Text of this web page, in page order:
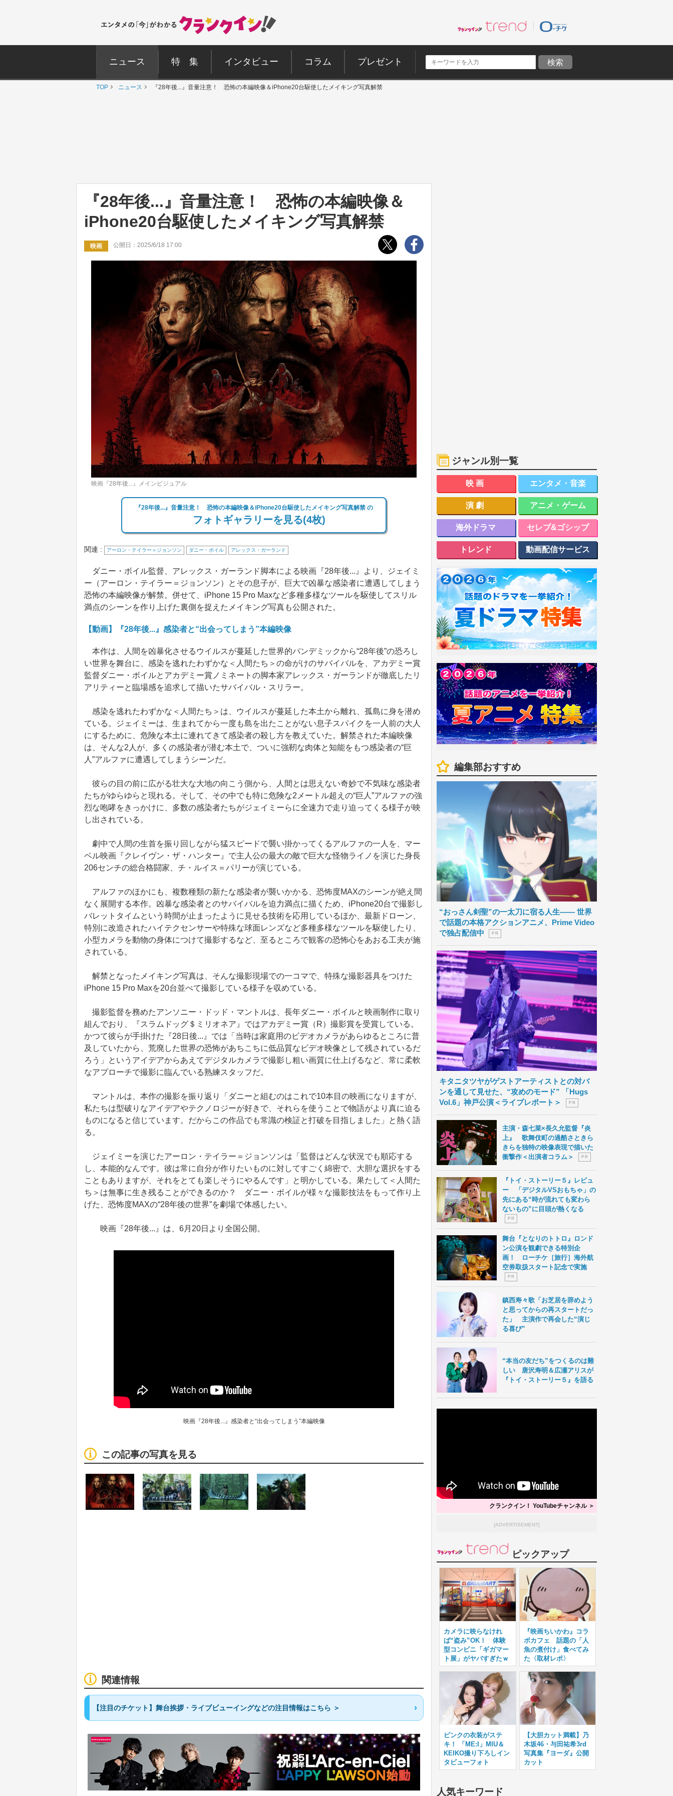
ニュース 特 集 インタビュー コラム プレゼント
TOP ニュース 『28年後...』音量注意！ 恐怖の本編映像＆iPhone20台駆使したメイキング写真解禁
『28年後...』音量注意！ 恐怖の本編映像＆
iPhone20台駆使したメイキング写真解禁
映画 公開日：2025/6/18 17:00
映画『28年後...』メインビジュアル
『28年後...』音量注意！ 恐怖の本編映像＆iPhone20台駆使したメイキング写真解禁 の
フォトギャラリーを見る(4枚)
関連 : アーロン・テイラー＝ジョンソン ダニー・ボイル アレックス・ガーランド
ダニー・ボイル監督、アレックス・ガーランド脚本による映画『28年後...』より、ジェイミ
ー（アーロン・テイラー＝ジョンソン）とその息子が、巨大で凶暴な感染者に遭遇してしまう
恐怖の本編映像が解禁。併せて、iPhone 15 Pro Maxなど多種多様なツールを駆使してスリル
満点のシーンを作り上げた裏側を捉えたメイキング写真も公開された。
【動画】『28年後...』感染者と“出会ってしまう”本編映像
本作は、人間を凶暴化させるウイルスが蔓延した世界的パンデミックから“28年後”の恐ろし
い世界を舞台に、感染を逃れたわずかな＜人間たち＞の命がけのサバイバルを、アカデミー賞
監督ダニー・ボイルとアカデミー賞ノミネートの脚本家アレックス・ガーランドが徹底したリ
アリティーと臨場感を追求して描いたサバイバル・スリラー。
感染を逃れたわずかな＜人間たち＞は、ウイルスが蔓延した本土から離れ、孤島に身を潜め
ている。ジェイミーは、生まれてから一度も島を出たことがない息子スパイクを一人前の大人
にするために、危険な本土に連れてきて感染者の殺し方を教えていた。解禁された本編映像
は、そんな2人が、多くの感染者が潜む本土で、ついに強靭な肉体と知能をもつ感染者の“巨
人”アルファに遭遇してしまうシーンだ。
彼らの目の前に広がる壮大な大地の向こう側から、人間とは思えない奇妙で不気味な感染者
たちがゆらゆらと現れる。そして、その中でも特に危険な2メートル超えの“巨人”アルファの強
烈な咆哮をきっかけに、多数の感染者たちがジェイミーらに全速力で走り迫ってくる様子が映
し出されている。
劇中で人間の生首を振り回しながら猛スピードで襲い掛かってくるアルファの一人を、マー
ベル映画『クレイヴン・ザ・ハンター』で主人公の最大の敵で巨大な怪物ライノを演じた身長
206センチの総合格闘家、チ・ルイス＝パリーが演じている。
アルファのほかにも、複数種類の新たな感染者が襲いかかる、恐怖度MAXのシーンが絶え間
なく展開する本作。凶暴な感染者とのサバイバルを迫力満点に描くため、iPhone20台で撮影し
バレットタイムという時間が止まったように見せる技術を応用しているほか、最新ドローン、
特別に改造されたハイテクセンサーや特殊な球面レンズなど多種多様なツールを駆使したり、
小型カメラを動物の身体につけて撮影するなど、至るところで観客の恐怖心をあおる工夫が施
されている。
解禁となったメイキング写真は、そんな撮影現場での一コマで、特殊な撮影器具をつけた
iPhone 15 Pro Maxを20台並べて撮影している様子を収めている。
撮影監督を務めたアンソニー・ドッド・マントルは、長年ダニー・ボイルと映画制作に取り
組んでおり、『スラムドッグ＄ミリオネア』ではアカデミー賞（R）撮影賞を受賞している。
かつて彼らが手掛けた『28日後...』では「当時は家庭用のビデオカメラがあらゆるところに普
及していたから、荒廃した世界の恐怖があちこちに低品質なビデオ映像として残されているだ
ろう」というアイデアからあえてデジタルカメラで撮影し粗い画質に仕上げるなど、常に柔軟
なアプローチで撮影に臨んでいる熟練スタッフだ。
マントルは、本作の撮影を振り返り「ダニーと組むのはこれで10本目の映画になりますが、
私たちは型破りなアイデアやテクノロジーが好きで、それらを使うことで物語がより真に迫る
ものになると信じています。だからこの作品でも常識の検証と打破を目指しました」と熱く語
る。
ジェイミーを演じたアーロン・テイラー＝ジョンソンは「監督はどんな状況でも順応する
し、本能的なんです。彼は常に自分が作りたいものに対してすごく綿密で、大胆な選択をする
こともありますが、それをとても楽しそうにやるんです」と明かしている。果たして＜人間た
ち＞は無事に生き残ることができるのか？ ダニー・ボイルが様々な撮影技法をもって作り上
げた、恐怖度MAXの“28年後の世界”を劇場で体感したい。
映画『28年後...』は、6月20日より全国公開。
映画『28年後...』感染者と“出会ってしまう”本編映像
この記事の写真を見る
関連情報
【注目のチケット】舞台挨拶・ライブビューイングなどの注目情報はこちら ＞
ジャンル別一覧
映画 エンタメ・音楽
演劇 アニメ・ゲーム
海外ドラマ セレブ&ゴシップ
トレンド 動画配信サービス
編集部おすすめ
“おっさん剣聖”の一太刀に宿る人生―― 世界
で話題の本格アクションアニメ、Prime Video
で独占配信中
P R
キタニタツヤがゲストアーティストとの対バ
ンを通して見せた、“攻めのモード” 「Hugs
Vol.6」神戸公演＜ライブレポート＞
P R
主演・森七菜×長久允監督『炎
上』 歌舞伎町の過酷さときら
きらを独特の映像表現で描いた
衝撃作＜出演者コラム＞
P R
『トイ・ストーリー５』レビュ
ー 「デジタルVSおもちゃ」の
先にある“時が流れても変わら
ないもの”に目頭が熱くなる
P R
舞台『となりのトトロ』ロンド
ン公演を観劇できる特別企
画！ ローチケ［旅行］海外航
空券取扱スタート記念で実施
P R
鎮西寿々歌「お芝居を辞めよう
と思ってからの再スタートだっ
た」 主演作で再会した“演じ
る喜び”
“本当の友だち”をつくるのは難
しい 唐沢寿明＆広瀬アリスが
『トイ・ストーリー５』を語る
クランクイン！ YouTubeチャンネル ＞
[ADVERTISEMENT]
ピックアップ
カメラに映らなけれ
ば“盗み”OK！ 体験
型コンビニ「ギガマー
ト展」がヤバすぎたｗ
『映画ちいかわ』コラ
ボカフェ 話題の「人
魚の煮付け」食べてみ
た〈取材レポ〉
ピンクの衣装がステ
キ！ 「ME:I」MIU＆
KEIKO撮り下ろしイン
タビューフォト
【大胆カット満載】乃
木坂46・与田祐希3rd
写真集『ヨーダ』公開
カット
人気キーワード